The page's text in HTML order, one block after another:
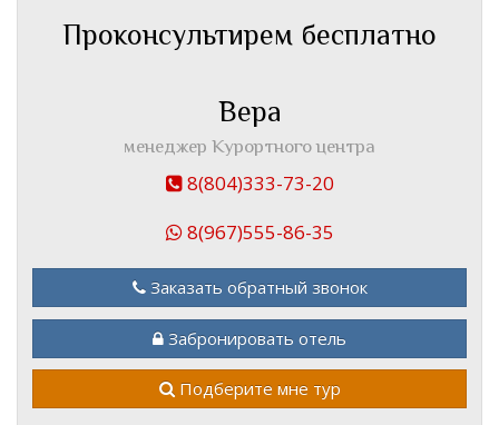
Проконсультирем бесплатно
Вера
менеджер Курортного центра
8(804)333-73-20
8(967)555-86-35
Заказать обратный звонок
Забронировать отель
Подберите мне тур